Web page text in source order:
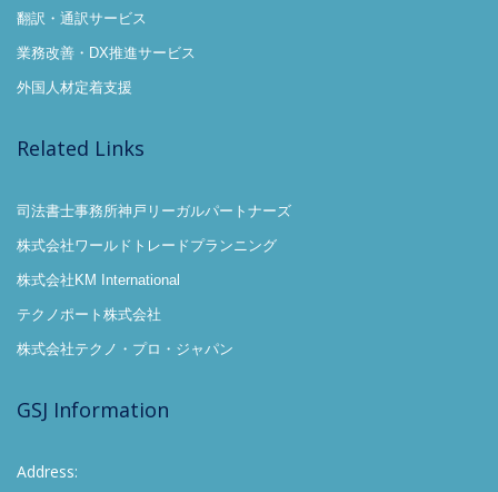
翻訳・通訳サービス
業務改善・DX推進サービス
外国人材定着支援
Related Links
司法書士事務所神戸リーガルパートナーズ
株式会社ワールドトレードプランニング
株式会社KM International
テクノポート株式会社
株式会社テクノ・プロ・ジャパン
GSJ Information
Address: